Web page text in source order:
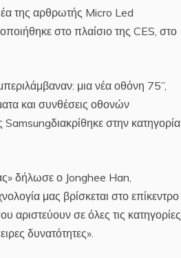
της αρθρωτής Micro Led
στο πλαίσιο της CES, στο
μια νέα οθόνη 75’’,
και συνθέσεις οθονών
στην κατηγορία
δήλωσε ο Jonghee Han,
μας βρίσκεται στο επίκεντρο
αριστεύουν σε όλες τις κατηγορίες
δυνατότητες».